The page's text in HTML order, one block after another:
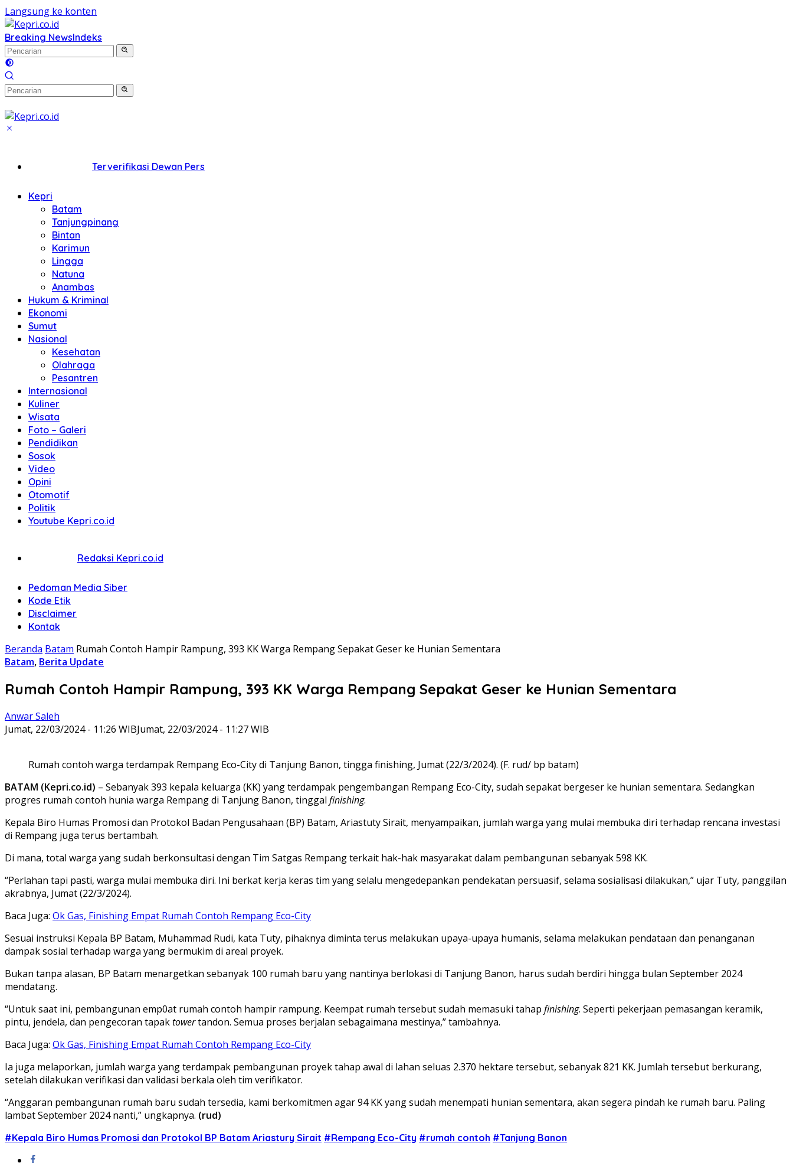
Langsung ke konten
Breaking NewsIndeks
Terverifikasi Dewan Pers
Kepri
Batam
Tanjungpinang
Bintan
Karimun
Lingga
Natuna
Anambas
Hukum & Kriminal
Ekonomi
Sumut
Nasional
Kesehatan
Olahraga
Pesantren
Internasional
Kuliner
Wisata
Foto – Galeri
Pendidikan
Sosok
Video
Opini
Otomotif
Politik
Youtube Kepri.co.id
Redaksi Kepri.co.id
Pedoman Media Siber
Kode Etik
Disclaimer
Kontak
Beranda Batam Rumah Contoh Hampir Rampung, 393 KK Warga Rempang Sepakat Geser ke Hunian Sementara
Batam, Berita Update
Rumah Contoh Hampir Rampung, 393 KK Warga Rempang Sepakat Geser ke Hunian Sementara
Anwar Saleh
Jumat, 22/03/2024 - 11:26 WIBJumat, 22/03/2024 - 11:27 WIB
Rumah contoh warga terdampak Rempang Eco-City di Tanjung Banon, tingga finishing, Jumat (22/3/2024). (F. rud/ bp batam)
BATAM (Kepri.co.id) – Sebanyak 393 kepala keluarga (KK) yang terdampak pengembangan Rempang Eco-City, sudah sepakat bergeser ke hunian sementara. Sedangkan
progres rumah contoh hunia warga Rempang di Tanjung Banon, tinggal finishing.
Kepala Biro Humas Promosi dan Protokol Badan Pengusahaan (BP) Batam, Ariastuty Sirait, menyampaikan, jumlah warga yang mulai membuka diri terhadap rencana investasi
di Rempang juga terus bertambah.
Di mana, total warga yang sudah berkonsultasi dengan Tim Satgas Rempang terkait hak-hak masyarakat dalam pembangunan sebanyak 598 KK.
“Perlahan tapi pasti, warga mulai membuka diri. Ini berkat kerja keras tim yang selalu mengedepankan pendekatan persuasif, selama sosialisasi dilakukan,” ujar Tuty, panggilan
akrabnya, Jumat (22/3/2024).
Baca Juga: Ok Gas, Finishing Empat Rumah Contoh Rempang Eco-City
Sesuai instruksi Kepala BP Batam, Muhammad Rudi, kata Tuty, pihaknya diminta terus melakukan upaya-upaya humanis, selama melakukan pendataan dan penanganan
dampak sosial terhadap warga yang bermukim di areal proyek.
Bukan tanpa alasan, BP Batam menargetkan sebanyak 100 rumah baru yang nantinya berlokasi di Tanjung Banon, harus sudah berdiri hingga bulan September 2024
mendatang.
“Untuk saat ini, pembangunan emp0at rumah contoh hampir rampung. Keempat rumah tersebut sudah memasuki tahap finishing. Seperti pekerjaan pemasangan keramik,
pintu, jendela, dan pengecoran tapaktowertandon. Semua proses berjalan sebagaimana mestinya,” tambahnya.
Baca Juga: Ok Gas, Finishing Empat Rumah Contoh Rempang Eco-City
Ia juga melaporkan, jumlah warga yang terdampak pembangunan proyek tahap awal di lahan seluas 2.370 hektare tersebut, sebanyak 821 KK. Jumlah tersebut berkurang,
setelah dilakukan verifikasi dan validasi berkala oleh tim verifikator.
“Anggaran pembangunan rumah baru sudah tersedia, kami berkomitmen agar 94 KK yang sudah menempati hunian sementara, akan segera pindah ke rumah baru. Paling
lambat September 2024 nanti,” ungkapnya. (rud)
#Kepala Biro Humas Promosi dan Protokol BP Batam Ariastury Sirait #Rempang Eco-City #rumah contoh #Tanjung Banon